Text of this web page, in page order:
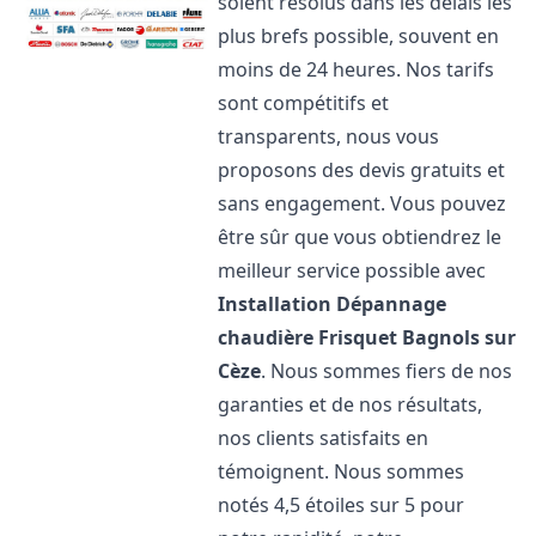
plus brefs possible, souvent en
moins de 24 heures. Nos tarifs
sont compétitifs et
transparents, nous vous
proposons des devis gratuits et
sans engagement. Vous pouvez
être sûr que vous obtiendrez le
meilleur service possible avec
Installation Dépannage
chaudière Frisquet Bagnols sur
Cèze. Nous sommes fiers de nos
garanties et de nos résultats,
nos clients satisfaits en
témoignent. Nous sommes
notés 4,5 étoiles sur 5 pour